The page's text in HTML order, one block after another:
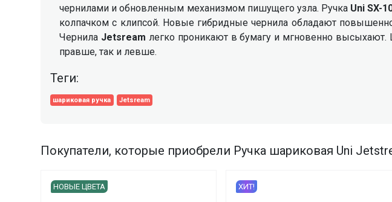
чернилами и обновленным механизмом пишущего узла. Ручка Uni SX-
колпачком с клипсой. Новые гибридные чернила обладают
Чернила Jetsream легко проникают в бумагу и мгновенно высыхают.
правше, так и левше.
Теги:
шариковая ручка Jetsream
Покупатели, которые приобрели Ручка шариковая Uni
НОВЫЕ ЦВЕТА ХИТ!